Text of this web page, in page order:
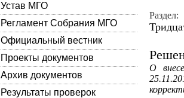
Устав МГО
Регламент Собрания МГО
Официальный вестник
Проекты документов
Архив документов
Результаты проверок
Раздел:
О